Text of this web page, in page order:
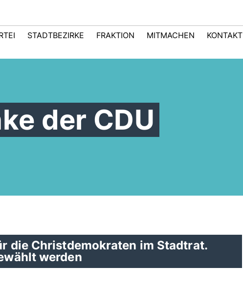
STADTBEZIRKE FRAKTION MITMACHEN KONTAKT
der CDU
die Christdemokraten im Stadtrat.
werden